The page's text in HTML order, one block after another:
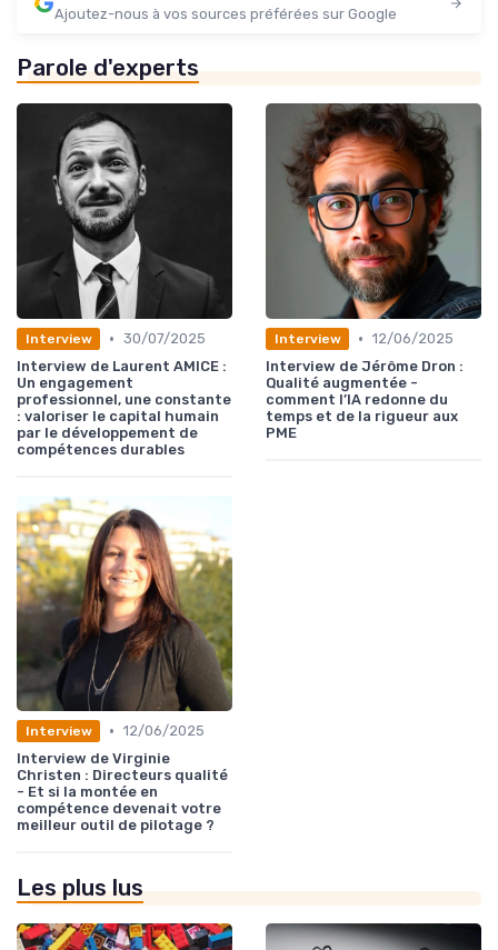
Ajoutez-nous à vos sources préférées sur Google
Parole d'experts
Interview • 30/07/2025
Interview de Laurent AMICE :
Un engagement
professionnel, une constante
: valoriser le capital humain
par le développement de
compétences durables
Interview • 12/06/2025
Interview de Jérôme Dron :
Qualité augmentée -
comment l’IA redonne du
temps et de la rigueur aux
PME
Interview • 12/06/2025
Interview de Virginie
Christen : Directeurs qualité
- Et si la montée en
compétence devenait votre
meilleur outil de pilotage ?
Les plus lus